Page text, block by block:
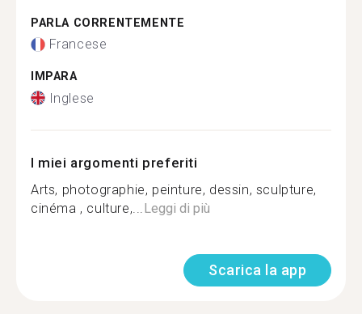
PARLA CORRENTEMENTE
Francese
IMPARA
Inglese
I miei argomenti preferiti
Arts, photographie, peinture, dessin, sculpture,
cinéma , culture,... Leggi di più
Scarica la app